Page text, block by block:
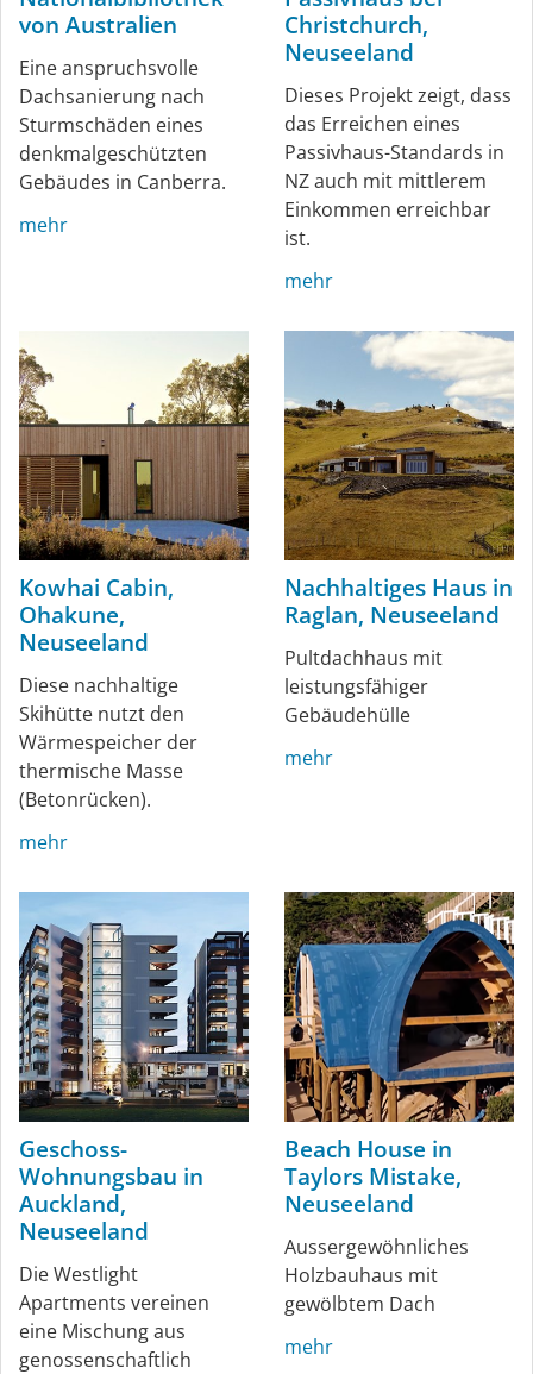
von Australien
Eine anspruchsvolle
Dachsanierung nach
Sturmschäden eines
denkmalgeschützten
Gebäudes in Canberra.
mehr
Christchurch,
Neuseeland
Dieses Projekt zeigt, dass
das Erreichen eines
Passivhaus-Standards in
NZ auch mit mittlerem
Einkommen erreichbar
ist.
mehr
Kowhai Cabin,
Ohakune,
Neuseeland
Diese nachhaltige
Skihütte nutzt den
Wärmespeicher der
thermische Masse
(Betonrücken).
mehr
Nachhaltiges Haus in
Raglan, Neuseeland
Pultdachhaus mit
leistungsfähiger
Gebäudehülle
mehr
Geschoss-
Wohnungsbau in
Auckland,
Neuseeland
Die Westlight
Apartments vereinen
eine Mischung aus
genossenschaftlich
Beach House in
Taylors Mistake,
Neuseeland
Aussergewöhnliches
Holzbauhaus mit
gewölbtem Dach
mehr